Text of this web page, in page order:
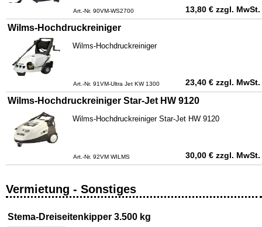
Art.-Nr. 90VM-WS2700 13,80 € zzgl. MwSt.
Wilms-Hochdruckreiniger
Wilms-Hochdruckreiniger
Art.-Nr. 91VM-Ultra Jet KW 1300 23,40 € zzgl. MwSt.
Wilms-Hochdruckreiniger Star-Jet HW 9120
Wilms-Hochdruckreiniger Star-Jet HW 9120
Art.-Nr. 92VM WILMS 30,00 € zzgl. MwSt.
Vermietung - Sonstiges
Stema-Dreiseitenkipper 3.500 kg